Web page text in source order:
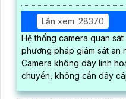
Lần xem: 28370
Hệ thống camera quan
phương pháp giám sát an
Camera không dây linh
chuyển, không cần dây